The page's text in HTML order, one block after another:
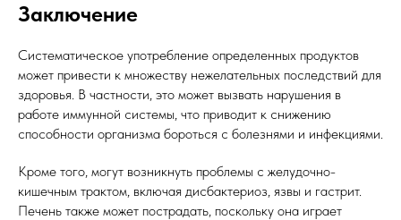
Заключение
Систематическое употребление определенных продуктов
может привести к множеству нежелательных последствий для
здоровья. В частности, это может вызвать нарушения в
работе иммунной системы, что приводит к снижению
способности организма бороться с болезнями и инфекциями.
Кроме того, могут возникнуть проблемы с желудочно-
кишечным трактом, включая дисбактериоз, язвы и гастрит.
Печень также может пострадать, поскольку она играет